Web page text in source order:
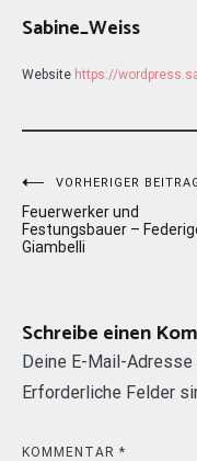
Sabine_Weiss
Website https://
VORHERIGER
Feuerwerker und
Festungsbauer –
Giambelli
Schreibe einen
Deine E-Mail-
Erforderliche Felder
KOMMENTAR *